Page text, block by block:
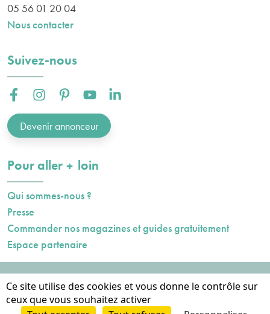
05 56 01 20 04
Nous contacter
Suivez-nous
Facebook :Instagram :Pinterest :Youtube :Linkedin :
Devenir annonceur
Pour aller plusloin
Qui sommes-nous ?
Presse
Commander nos magazines et guides gratuitement
Espace partenaire
Données personnelles
Cookies
Ce site utilise des cookies et vous donne le contrôle sur
ceux que vous souhaitez activer